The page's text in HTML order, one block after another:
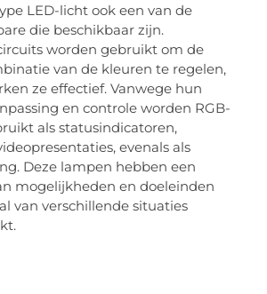
LED-licht ook een van de
die beschikbaar zijn.
worden gebruikt om de
van de kleuren te regelen,
ze effectief. Vanwege hun
en controle worden RGB-
als statusindicatoren,
evenals als
Deze lampen hebben een
mogelijkheden en doeleinden
van verschillende situaties